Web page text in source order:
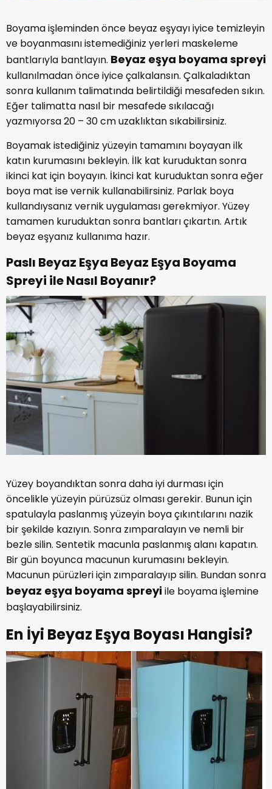
Boyama işleminden önce beyaz eşyayı iyice temizleyin
ve boyanmasını istemediğiniz yerleri maskeleme
bantlarıyla bantlayın. Beyaz eşya boyama spreyi
kullanılmadan önce iyice çalkalansın. Çalkaladıktan
sonra kullanım talimatında belirtildiği mesafeden sıkın.
Eğer talimatta nasıl bir mesafede sıkılacağı
yazmıyorsa 20 – 30 cm uzaklıktan sıkabilirsiniz.
Boyamak istediğiniz yüzeyin tamamını boyayan ilk
katın kurumasını bekleyin. İlk kat kuruduktan sonra
ikinci kat için boyayın. İkinci kat kuruduktan sonra eğer
boya mat ise vernik kullanabilirsiniz. Parlak boya
kullandıysanız vernik uygulaması gerekmiyor. Yüzey
tamamen kuruduktan sonra bantları çıkartın. Artık
beyaz eşyanız kullanıma hazır.
Paslı Beyaz Eşya Beyaz Eşya Boyama
Spreyi ile Nasıl Boyanır?
Yüzey boyandıktan sonra daha iyi durması için
öncelikle yüzeyin pürüzsüz olması gerekir. Bunun için
spatulayla paslanmış yüzeyin boya çıkıntılarını nazik
bir şekilde kazıyın. Sonra zımparalayın ve nemli bir
bezle silin. Sentetik macunla paslanmış alanı kapatın.
Bir gün boyunca macunun kurumasını bekleyin.
Macunun pürüzleri için zımparalayıp silin. Bundan sonra
beyaz eşya boyama spreyiile boyama işlemine
başlayabilirsiniz.
En İyi Beyaz Eşya Boyası Hangisi?